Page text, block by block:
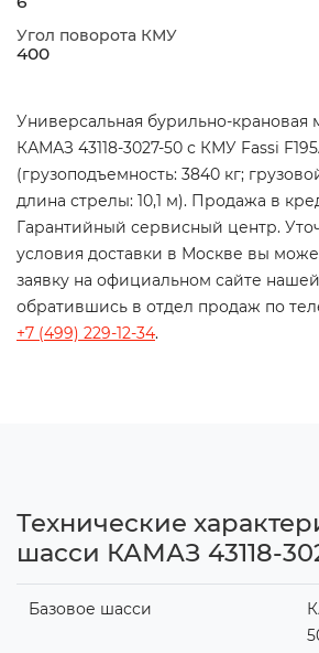
Угол поворота КМУ
400
Универсальная бурильно-крановая
КАМАЗ 43118-3027-50 с КМУ Fassi
(грузоподъемность: 3840 кг;
длина стрелы: 10,1 м). Продажа в
Гарантийный сервисный центр.
условия доставки в Москве вы
заявку на официальном сайте
обратившись в отдел продаж по
+7 (499) 229-12-34.
Технические
шасси КАМАЗ 43118-
Базовое шасси